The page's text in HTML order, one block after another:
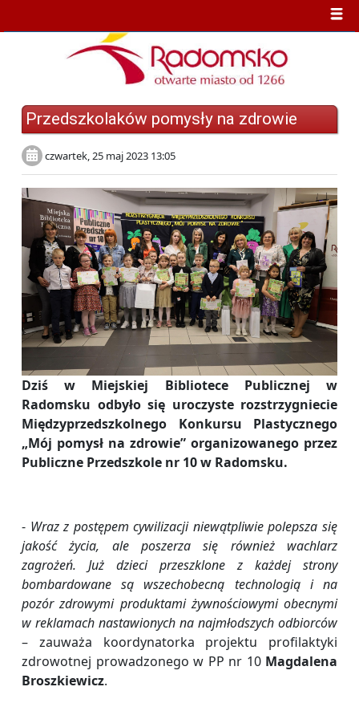
Przedszkolaków pomysły na zdrowie
czwartek, 25 maj 2023 13:05
Dziś w Miejskiej Bibliotece Publicznej w
Radomsku odbyło się uroczyste rozstrzygniecie
Międzyprzedszkolnego Konkursu Plastycznego
„Mój pomysł na zdrowie” organizowanego przez
Publiczne Przedszkole nr 10 w Radomsku.
- Wraz z postępem cywilizacji niewątpliwie polepsza się
jakość życia, ale poszerza się również wachlarz
zagrożeń. Już dzieci przeszklone z każdej strony
bombardowane są wszechobecną technologią i na
pozór zdrowymi produktami żywnościowymi obecnymi
w reklamach nastawionych na najmłodszych odbiorców
– zauważa koordynatorka projektu profilaktyki
zdrowotnej prowadzonego w PP nr 10 Magdalena
Broszkiewicz.